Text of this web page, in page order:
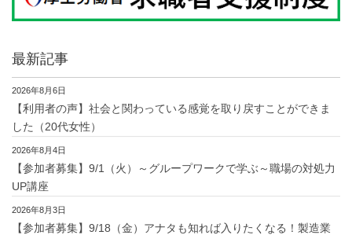
最新記事
2026年8月6日
【利用者の声】社会と関わっている感覚を取り戻すことができま
した（20代女性）
2026年8月4日
【参加者募集】9/1（火）～グループワークで学ぶ～職場の対処力
UP講座
2026年8月3日
【参加者募集】9/18（金）アナタも知れば入りたくなる！製造業